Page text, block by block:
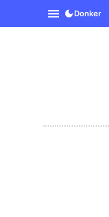
Donker